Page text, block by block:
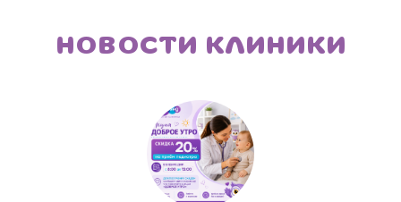
НОВОСТИ КЛИНИКИ